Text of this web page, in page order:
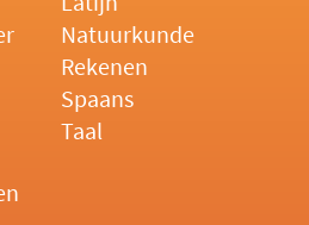
Natuurkunde
Rekenen
Spaans
Taal